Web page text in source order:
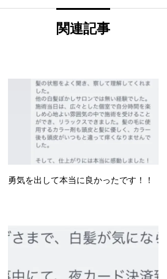
関連記事
勇気を出して本当に良かったです！！